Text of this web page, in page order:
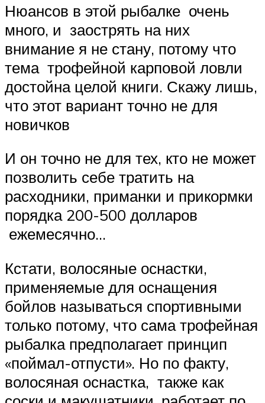
Нюансов в этой рыбалке очень
много, и заострять на них
внимание я не стану, потому что
тема трофейной карповой ловли
достойна целой книги. Скажу лишь,
что этот вариант точно не для
новичков
И он точно не для тех, кто не может
позволить себе тратить на
расходники, приманки и прикормки
порядка 200-500 долларов
ежемесячно…
Кстати, волосяные оснастки,
применяемые для оснащения
бойлов называться спортивными
только потому, что сама трофейная
рыбалка предполагает принцип
«поймал-отпусти». Но по факту,
волосяная оснастка, также как